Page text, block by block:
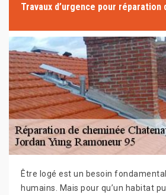
Travaux d’urgence pour réparation
Être logé est un besoin
humains. Mais pour qu’un habitat